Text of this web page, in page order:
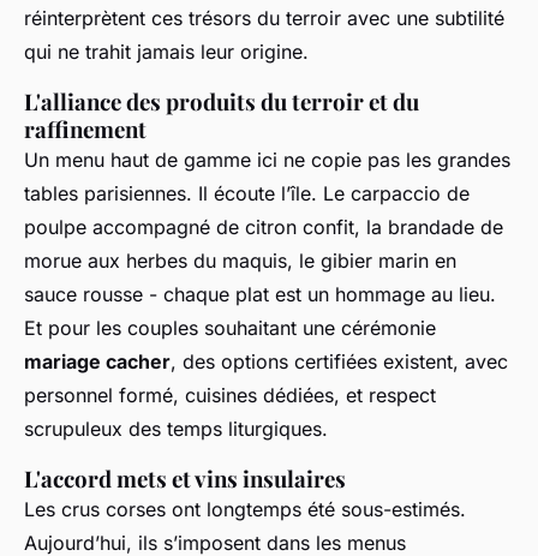
réinterprètent ces trésors du terroir avec une subtilité
qui ne trahit jamais leur origine.
L'alliance des produits du terroir et du
raffinement
Un menu haut de gamme ici ne copie pas les grandes
tables parisiennes. Il écoute l’île. Le carpaccio de
poulpe accompagné de citron confit, la brandade de
morue aux herbes du maquis, le gibier marin en
sauce rousse - chaque plat est un hommage au lieu.
Et pour les couples souhaitant une cérémonie
mariage cacher, des options certifiées existent, avec
personnel formé, cuisines dédiées, et respect
scrupuleux des temps liturgiques.
L'accord mets et vins insulaires
Les crus corses ont longtemps été sous-estimés.
Aujourd’hui, ils s’imposent dans les menus